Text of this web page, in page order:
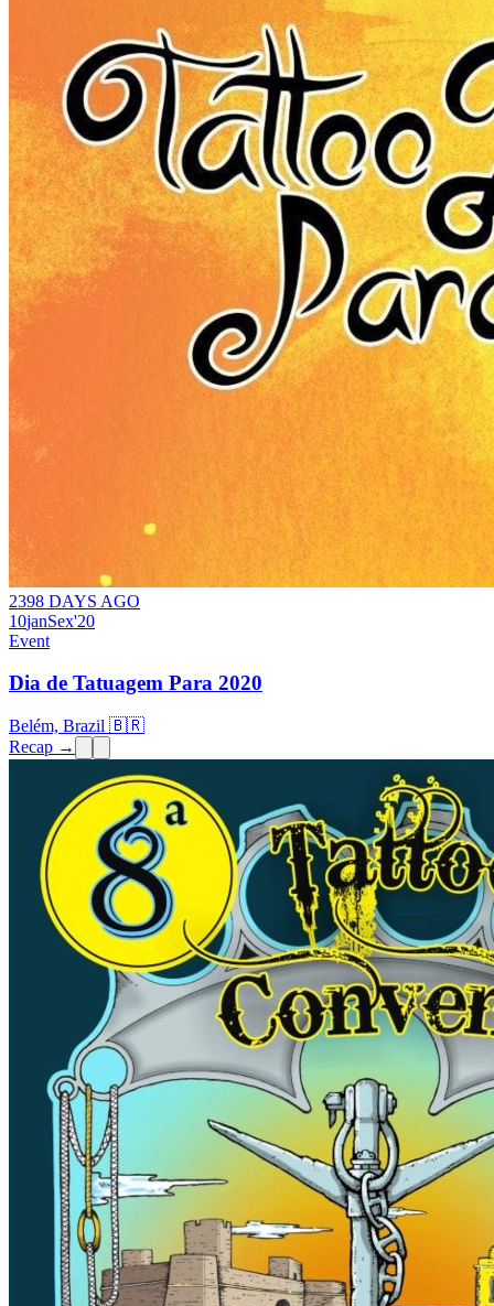
2398 DAYS AGO
10janSex'20
Event
Dia de Tatuagem Para 2020
Belém, Brazil 🇧🇷
Recap →